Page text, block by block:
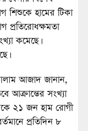
শিশুকে হামের টিকা
প্রতিরোধক্ষমতা
কমেছে।
আজাদ জানান,
আক্রান্তের সংখ্যা
২১ জন হাম রোগী
প্রতিদিন ৮